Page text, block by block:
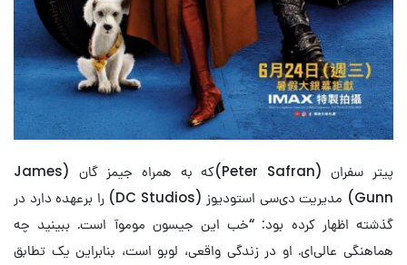
پیتر سفران (Peter Safran)که به همراه جیمز گان (James
Gunn) مدیریت دی‌سی استودیوز (DC Studios) را برعهده دارد در
گذشته اظهار کرده بود: “خب این جیسون موموآ است. ببینید چه
هماهنگی عالی‌ای. او در زندگی واقعی، لوبو است، بنابراین یک تطابق